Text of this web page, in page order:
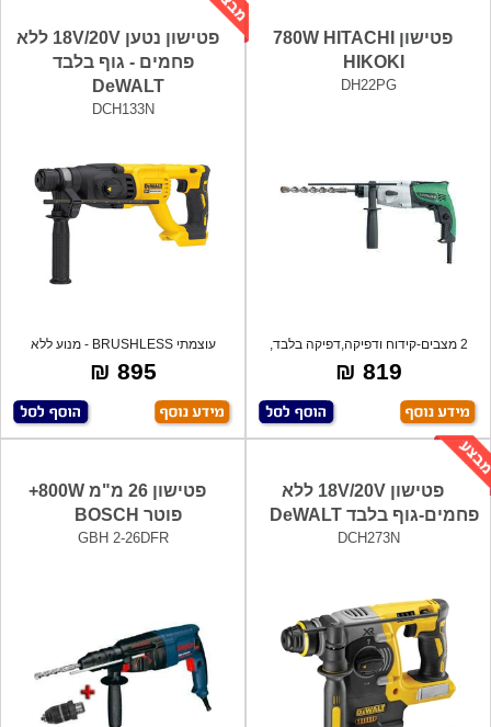
פטישון 780W HITACHI
HIKOKI
DH22PG
2 מצבים-קידוח ודפיקה,דפיקה בלבד,
מקצועי,
819 ₪
פטישון נטען 18V/20V ללא
פחמים - גוף בלבד
DeWALT
DCH133N
עוצמתי BRUSHLESS - מנוע ללא
פחמים -מונע
895 ₪
פטישון 18V/20V ללא
פחמים-גוף בלבד DeWALT
DCH273N
פטישון 26 מ"מ 800W+
פוטר BOSCH
GBH 2-26DFR